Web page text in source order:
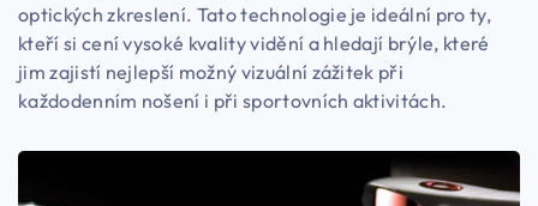
optických zkreslení. Tato technologie je ideální pro ty,
kteří si cení vysoké kvality vidění a hledají brýle, které
jim zajistí nejlepší možný vizuální zážitek při
každodenním nošení i při sportovních aktivitách.